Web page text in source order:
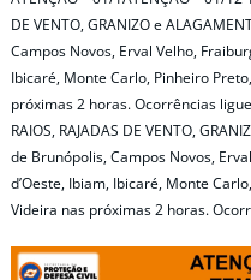
DE VENTO, GRANIZO e
Campos Novos, Erval Velho,
Ibicaré, Monte Carlo, Pinheiro
próximas 2 horas. Ocorrências
RAIOS, RAJADAS DE VENTO,
de Brunópolis, Campos Novos,
d’Oeste, Ibiam, Ibicaré, Monte
Videira nas próximas 2 horas.